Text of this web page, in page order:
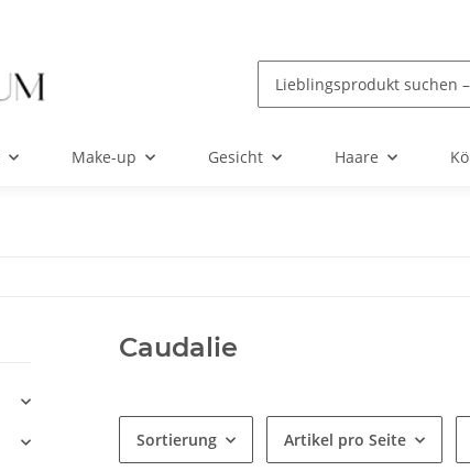
Make-up Gesicht Haare
Caudalie
Sortierung Artikel pro Seite